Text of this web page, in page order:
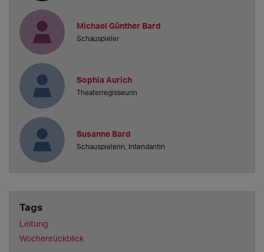
Michael Günther Bard
Schauspieler
Sophia Aurich
Theaterregisseurin
Susanne Bard
Schauspielerin, Intendantin
Tags
Leitung
Wochenrückblick